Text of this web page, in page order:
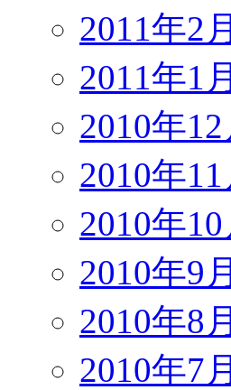
2011年2
2011年1
2010年
2010年
2010年
2010年9
2010年8
2010年7